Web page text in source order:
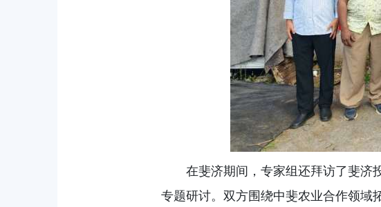
在斐济期间，专家组还拜访了斐济
专题研讨。双方围绕中斐农业合作领域